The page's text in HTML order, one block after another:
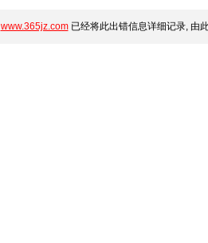
www.365jz.com已经将此出错信息详细记录, 由